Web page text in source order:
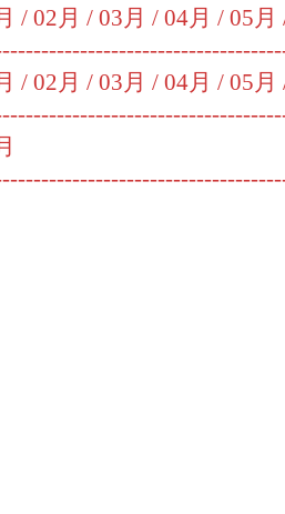
/ 02月 / 03月 / 04月 / 05月
/ 02月 / 03月 / 04月 / 05月